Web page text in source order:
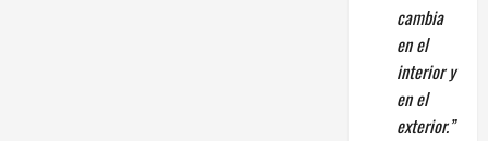
cambia
en el
interior y
en el
exterior.”